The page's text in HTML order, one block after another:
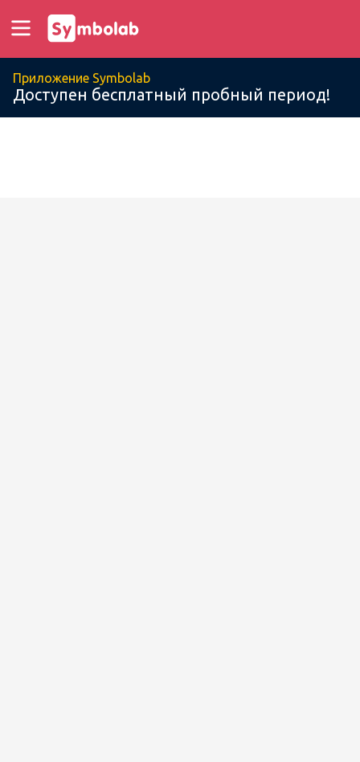
Приложение Symbolab
Доступен бесплатный пробный период!